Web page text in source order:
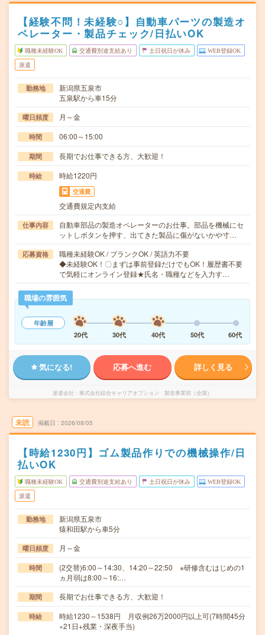
【経験不問！未経験○】自動車パーツの製造オ
ペレーター・製品チェック/日払いOK
職種未経験OK 交通費別途支給あり 土日祝日が休み WEB登録OK
派遣
勤務地
新潟県五泉市
五泉駅から車15分
曜日頻度 月～金
時間 06:00～15:00
期間 長期でお仕事できる方、大歓迎！
時給 時給1220円
交通費
交通費規定内支給
仕事内容
自動車部品の製造オペレーターのお仕事。部品を機械にセ
ットしボタンを押す、出てきた製品に傷がないかや寸…
応募資格
職種未経験OK / ブランクOK / 英語力不要
◆未経験OK！〇まずは事前登録だけでもOK！履歴書不要
で気軽にオンライン登録★氏名・職種などを入力す…
職場の雰囲気
年齢層
20代
30代 40代 50代 60代
気になる! 応募へ進む 詳しく見る
派遣会社 株式会社綜合キャリアオプション 製造事業部（全国）
未読 掲載日 2026/08/05
【時給1230円】ゴム製品作りでの機械操作/日
払いOK
職種未経験OK 交通費別途支給あり 土日祝日が休み WEB登録OK
派遣
勤務地
新潟県五泉市
猿和田駅から車5分
曜日頻度 月～金
時間
(2交替)6:00～14:30、14:20～22:50 ※研修含むはじめの1
ヵ月弱は8:00～16:…
期間 長期でお仕事できる方、大歓迎！
時給
時給1230～1538円 月収例26万2000円以上可(7時間45分
×21日+残業・深夜手当)